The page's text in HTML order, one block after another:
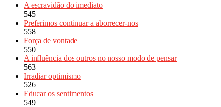
A escravidão do imediato
545
Preferimos continuar a aborrecer-nos
558
Força de vontade
550
A influência dos outros no nosso modo de pensar
563
Irradiar optimismo
526
Educar os sentimentos
549